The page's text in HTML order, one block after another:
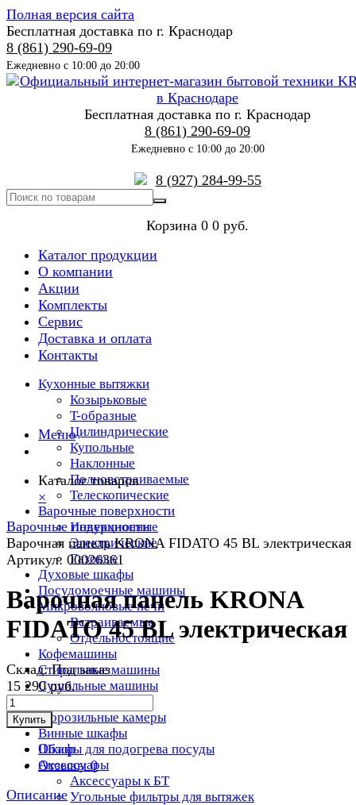
Полная версия сайта
Бесплатная доставка по г. Краснодар
8 (861) 290-69-09
Ежедневно с 10:00 до 20:00
Бесплатная доставка по г. Краснодар
8 (861) 290-69-09
Ежедневно с 10:00 до 20:00
8 (927) 284-99-55
Корзина 0 0 руб.
Каталог продукции
О компании
Акции
Комплекты
Сервис
Доставка и оплата
Контакты
Кухонные вытяжки
Козырьковые
T-образные
Цилиндрические
Купольные
Наклонные
Полновстраиваемые
Телескопические
Варочные поверхности
Индукционные
Электрические
Газовые
Духовые шкафы
Посудомоечные машины
Микроволновые печи
Встраиваемые
Отдельностоящие
Кофемашины
Стиральные машины
Сушильные машины
Морозильные камеры
Винные шкафы
Шкафы для подогрева посуды
Аксессуары
Аксессуары к БТ
Угольные фильтры для вытяжек
Меню
Каталог товаров
×
Варочные поверхности
Варочная панель KRONA FIDATO 45 BL электрическая
Артикул: 00026361
Варочная панель KRONA
FIDATO 45 BL электрическая
Склад:Под заказ
15 290 руб.
Купить
Обзор
Отзывы0
Описание